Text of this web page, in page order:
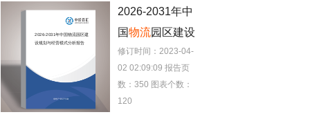
2026-2031年中国物流园区建
设规划与经营模式分析报告
2026-2031年中
国物流园区建设
规划与经营模式
分析报告
修订时间：2023-04-
02 02:09:09 报告页
数：350 图表个数：
120